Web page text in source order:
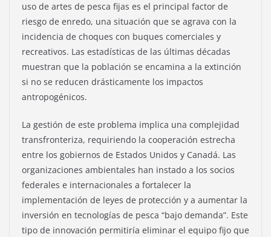
uso de artes de pesca fijas es el principal factor de
riesgo de enredo, una situación que se agrava con la
incidencia de choques con buques comerciales y
recreativos. Las estadísticas de las últimas décadas
muestran que la población se encamina a la extinción
si no se reducen drásticamente los impactos
antropogénicos.
La gestión de este problema implica una complejidad
transfronteriza, requiriendo la cooperación estrecha
entre los gobiernos de Estados Unidos y Canadá. Las
organizaciones ambientales han instado a los socios
federales e internacionales a fortalecer la
implementación de leyes de protección y a aumentar la
inversión en tecnologías de pesca “bajo demanda”. Este
tipo de innovación permitiría eliminar el equipo fijo que